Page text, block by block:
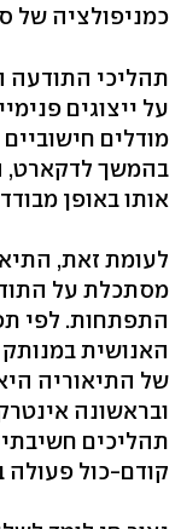
כמניפולציה של
תהליכי התודעה
על ייצוגים
מודלים
בהמשך לדקארט,
אותו באופן
לעומת זאת,
מסתכלת על
התפתחות. לפי
האנושית
של התיאוריה
ובראשונה
תהליכים
קודם-כול פעולה